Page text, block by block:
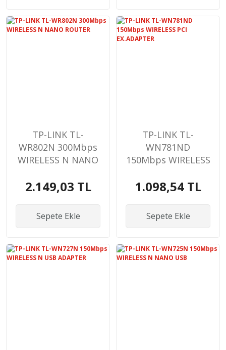
TP-LINK TL-
WR802N 300Mbps
WIRELESS N NANO
2.149,03 TL
Sepete Ekle
TP-LINK TL-
WN781ND
150Mbps WIRELESS
1.098,54 TL
Sepete Ekle